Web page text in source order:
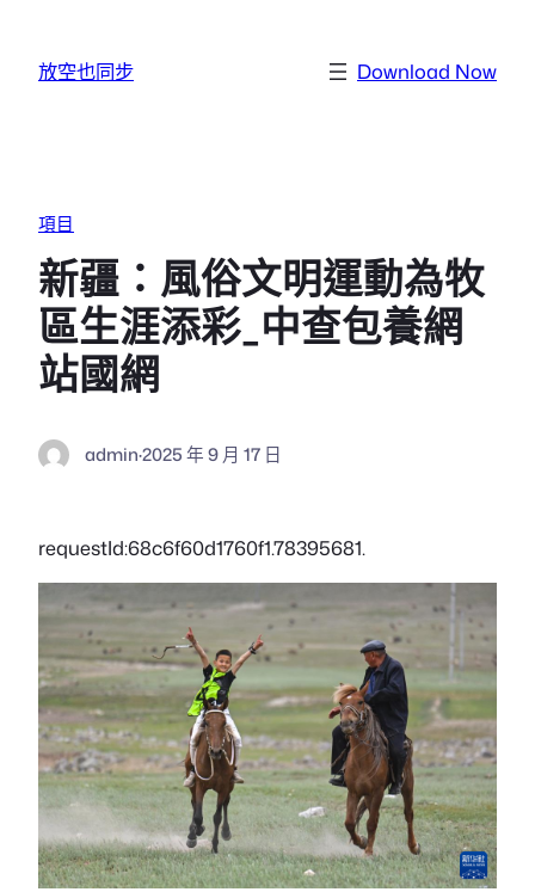
放空也同步 Download Now
項目
新疆：風俗文明運動為牧
區生涯添彩_中查包養網
站國網
admin·2025 年 9 月 17 日
requestId:68c6f60d1760f1.78395681.